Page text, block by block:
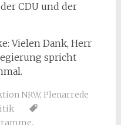
CDU und der
Vielen Dank, Herr
spricht
NRW, Plenarrede
,